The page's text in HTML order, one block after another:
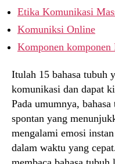
Etika Komunikasi
Komuniksi Online
Komponen komponen
Itulah 15 bahasa tubuh
komunikasi dan dapat
Pada umumnya,
spontan yang
mengalami emosi
dalam waktu yang